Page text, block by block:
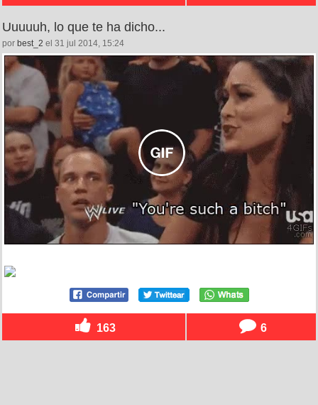
Uuuuuh, lo que te ha dicho...
por best_2 el 31 jul 2014, 15:24
163 6